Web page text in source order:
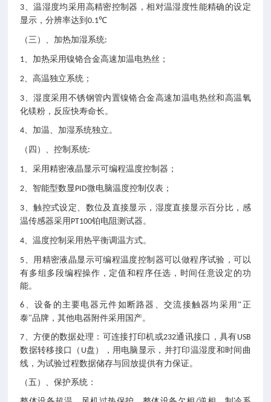
3、温湿度均采用高精密控制器，相对温湿度性能精确的设定
显示，分辨率达到0.1℃
（三）、加热加湿系统:
1、加热采用镍铬合金高速加温电热丝；
2、高温独立系统；
3、湿度采用不锈钢管内置镍铬合金高速加温电热丝和高温氧
化镁粉，反应快寿命长。
4、加温、加湿系统独立。
（四）、控制系统:
1、采用精密液晶显示可编程温度控制器；
2、智能型数显 PID微电脑温度控制仪表；
3、触控式设定、数位及直接显示，湿度直接显示百分比，感
温传感器采用 PT100铂电阻测试器。
4、温度控制采用热平衡调温方式。
5、用精密液晶显示可编程温度控制器可以做程序试验，可以
有多组多段编程操作，定值和程序任选，时间任意设定的功
能。
6 、设备的主要电器元件如断路器、交流接触器均采用“正
泰"品牌，其他电器附件采用国产。
7、方便的数据处理：可连接打印机或232通讯接口，具有USB
数据转移接口（ U盘），用电脑显示，并打印温湿度和时间曲
线，为试验过程数据储存与回放提供有力保证。
（五）、保护系统：